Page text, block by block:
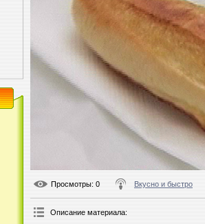
Просмотры: 0 Вкусно и быстро
Описание материала: